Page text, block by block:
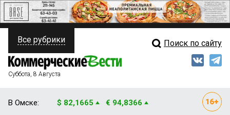
ПОЛИТИКА
ФИНАНСЫ
Свежий выпуск
Все рубрики Поиск по сайту
Суббота, 8 Августа
В Омске: $ 82,1665 € 94,8366